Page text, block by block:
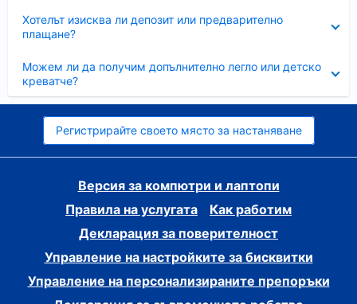
Хотелът изисква ли депозит или предварително
плащане?
Можем ли да получим допълнително легло или детско
креватче?
Регистрирайте своето място за настаняване
Версия за компютри и лаптопи
Правила на услугата
Как работим
Декларация за поверителност
Управление на настройките за бисквитки
Управление на персонализираните препоръки